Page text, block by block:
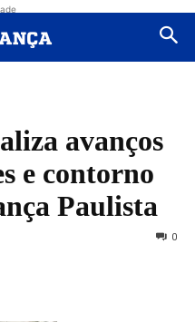
avanços
e contorno
Paulista
0